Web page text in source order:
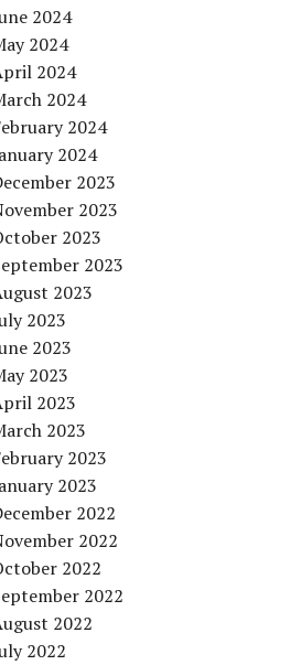
2024
2024
2024
2024
2024
2024
2023
2023
2023
2023
2023
2023
2023
2023
2023
2023
2023
2023
2022
2022
2022
2022
2022
2022